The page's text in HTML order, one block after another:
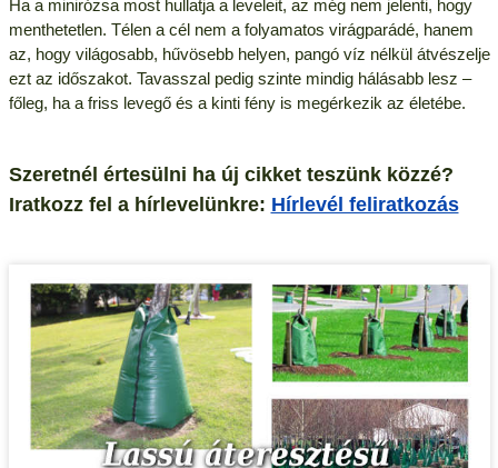
Ha a minirózsa most hullatja a leveleit, az még nem jelenti, hogy
menthetetlen. Télen a cél nem a folyamatos virágparádé, hanem
az, hogy világosabb, hűvösebb helyen, pangó víz nélkül átvészelje
ezt az időszakot. Tavasszal pedig szinte mindig hálásabb lesz –
főleg, ha a friss levegő és a kinti fény is megérkezik az életébe.
Szeretnél értesülni ha új cikket teszünk közzé?
Iratkozz fel a hírlevelünkre: Hírlevél feliratkozás